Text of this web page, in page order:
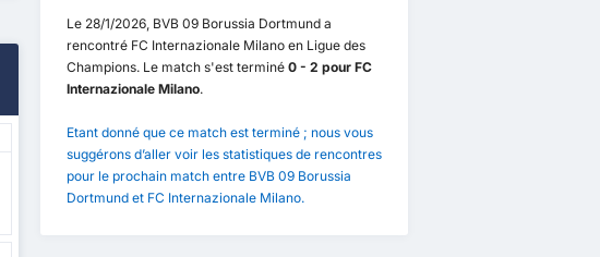
Le 28/1/2026, BVB 09 Borussia Dortmund a
rencontré FC Internazionale Milano en Ligue des
Champions. Le match s'est terminé 0 - 2 pour FC
Internazionale Milano.
Etant donné que ce match est terminé ; nous vous
suggérons d’aller voir les statistiques de rencontres
pour le prochain match entre BVB 09 Borussia
Dortmund et FC Internazionale Milano.